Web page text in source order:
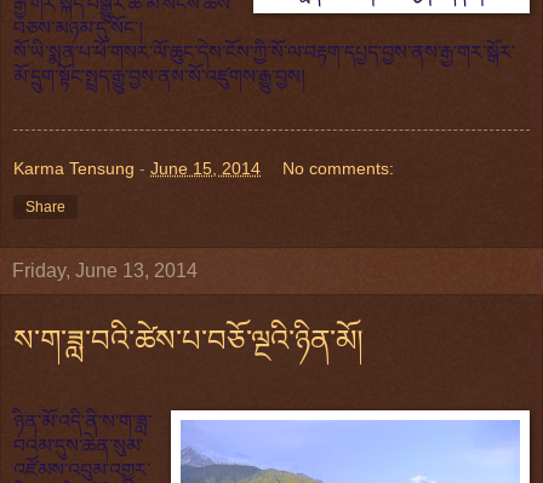
རྒྱ་གར་སྐད་བསྒྱུར་ཚ་མོ་སངས་ཆོས་
བཅས་མཉམ་དུ་སོང་།
སོ་ཡི་སྨན་པ་ཕོ་གསར་ལོ་ཆུང་དེས་ངོས་ཀྱི་སོ་ལ་བརྟག་དཔྱད་བྱས་ནས་རྒྱ་གར་སྒོར་
མོ་དྲུག་སྟོང་སྤྲད་རྒྱུ་བྱས་ནས་སོ་འཛུགས་རྒྱུ་བྱས།
Karma Tensung - June 15, 2014 No comments:
Share
Friday, June 13, 2014
ས་ག་ཟླ་བའི་ཚེས་པ་བཅོ་ལྔའི་ཉིན་མོ།
ཉིན་མོ་འདི་ནི་ས་ག་ཟླ་
བའམ་དུས་ཆེན་སུམ་
འཛོམས་འབུམ་འགྱུར་